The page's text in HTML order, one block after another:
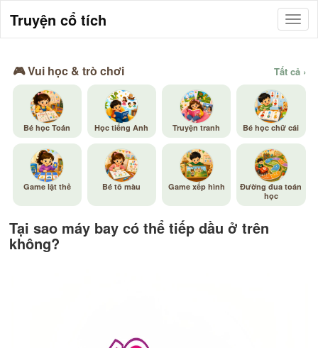
Truyện cổ tích
🎮 Vui học & trò chơi Tất cả ›
Bé học Toán Học tiếng Anh Truyện tranh Bé học chữ cái
Game lật thẻ Bé tô màu Game xếp hình
Đường đua toán
học
Tại sao máy bay có thể tiếp dầu ở trên
không?